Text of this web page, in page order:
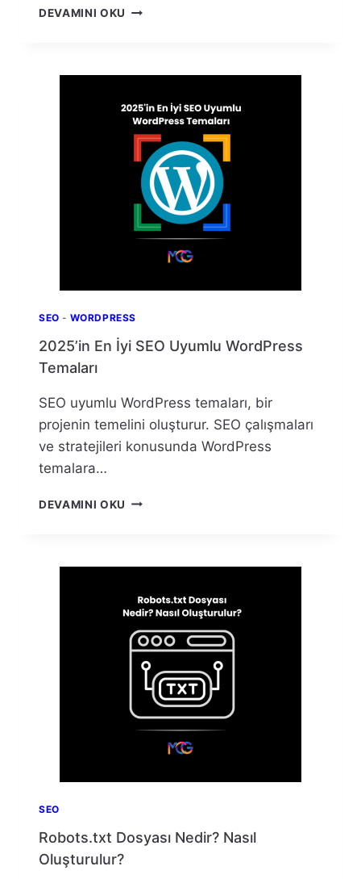
DEVAMINI OKU NEDEN
SEO - WORDPRESS
2025’in En İyi SEO Uyumlu WordPress
Temaları
SEO uyumlu WordPress temaları, bir
projenin temelini oluşturur. SEO çalışmaları
ve stratejileri konusunda WordPress
temalara…
DEVAMINI OKU 2025’IN
UYUMLU
TEMALARI
SEO
Robots.txt Dosyası Nedir? Nasıl
Oluşturulur?